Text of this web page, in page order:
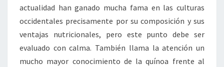
actualidad han ganado mucha fama en las culturas
occidentales precisamente por su composición y sus
ventajas nutricionales, pero este punto debe ser
evaluado con calma. También llama la atención un
mucho mayor conocimiento de la quínoa frente al